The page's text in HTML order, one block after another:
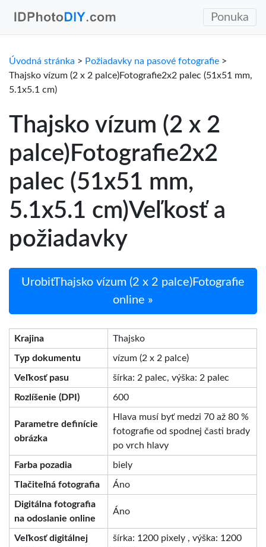
Ponuka
Úvodná stránka > Požiadavky na pasové fotografie >
Thajsko vízum (2 x 2 palce)Fotografie2x2 palec (51x51 mm,
5.1x5.1 cm)
Thajsko vízum (2 x 2
palce)Fotografie2x2
palec (51x51 mm,
5.1x5.1 cm)Veľkosť a
požiadavky
UrobiťThajsko vízum (2 x 2 palce)Fotografie
online »
Krajina Thajsko
Typ dokumentu vízum (2 x 2 palce)
Veľkosť pasu šírka: 2 palec, výška: 2 palec
Rozlíšenie (DPI) 600
Parametre definície
obrázka
Hlava musí byť medzi 70 až 80 %
fotografie od spodnej časti brady
po vrch hlavy
Farba pozadia biely
Tlačiteľná fotografia Áno
Digitálna fotografia
na odoslanie online
Áno
Veľkosť digitálnej
šírka: 1200 pixely , výška: 1200